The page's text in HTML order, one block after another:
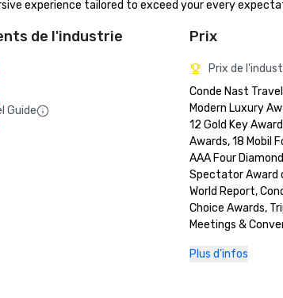
experience tailored to exceed your every
de l'industrie
Guide
Prix
Prix de
Conde Nast
Modern Luxury
12 Gold Key
Awards, 18 Mobil
AAA Four
Spectator Award
World Report,
Choice Awards,
Meetings &
Plus d’infos